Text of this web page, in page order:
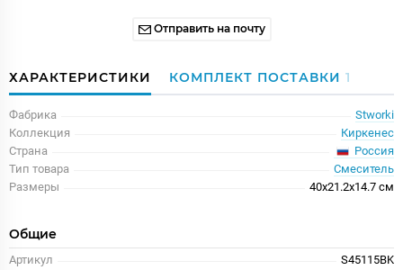
Отправить на почту
ХАРАКТЕРИСТИКИ КОМПЛЕКТ ПОСТАВКИ 1
Фабрика
Stworki
Коллекция
Киркенес
Страна
Россия
Тип товара
Смеситель
Размеры
40x21.2x14.7 см
Общие
Артикул
S45115BK